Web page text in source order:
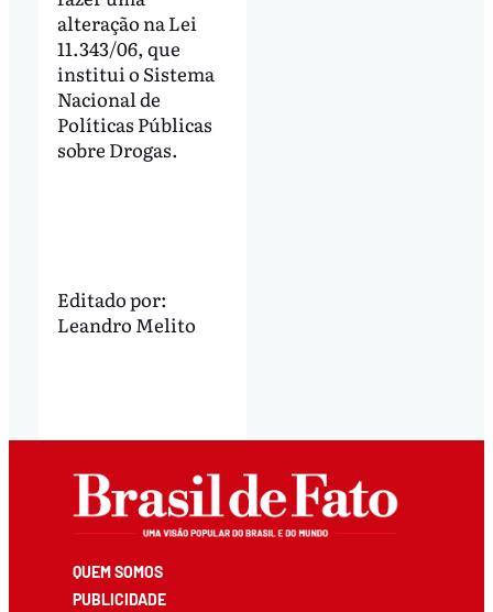
alteração na Lei
11.343/06, que
institui o Sistema
Nacional de
Políticas Públicas
sobre Drogas.
Editado por:
Leandro Melito
QUEM SOMOS
PUBLICIDADE